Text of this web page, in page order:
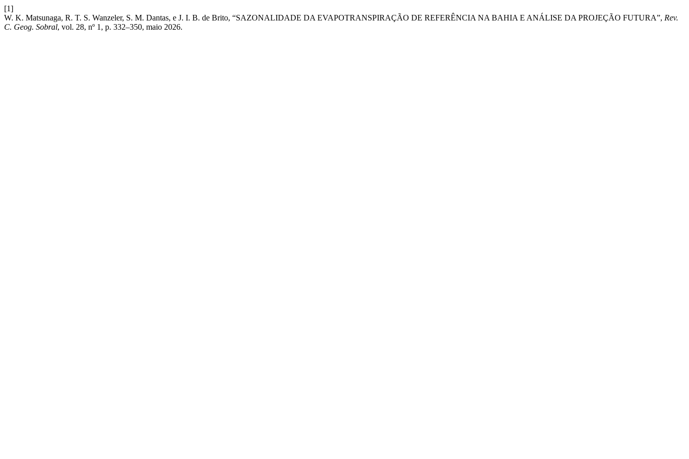
[1]
W. K. Matsunaga, R. T. S. Wanzeler, S. M. Dantas, e J. I. B. de Brito, “SAZONALIDADE DA EVAPOTRANSPIRAÇÃO DE REFERÊNCIA NA BAHIA E ANÁLISE DA PROJEÇÃO FUTURA”, Rev.
C. Geog. Sobral, vol. 28, nº 1, p. 332–350, maio 2026.